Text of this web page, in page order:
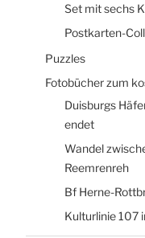
Set mit sechs
Postkarten-
Puzzles
Fotobücher zum
Duisburgs
endet
Wandel
Reemrenreh
Bf Herne-
Kulturlinie 107